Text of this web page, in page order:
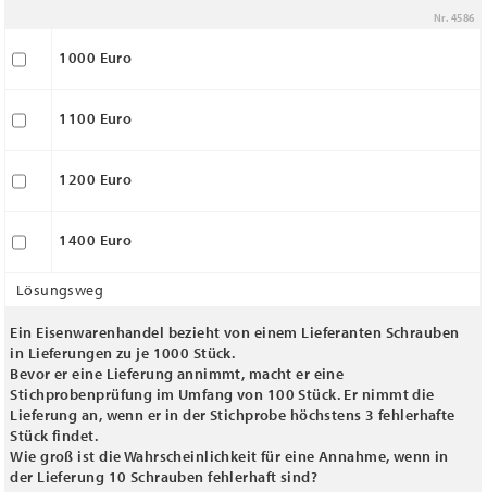
Nr. 4586
1000 Euro
1100 Euro
1200 Euro
1400 Euro
Lösungsweg
Ein Eisenwarenhandel bezieht von einem Lieferanten Schrauben
in Lieferungen zu je 1000 Stück.
Bevor er eine Lieferung annimmt, macht er eine
Stichprobenprüfung im Umfang von 100 Stück. Er nimmt die
Lieferung an, wenn er in der Stichprobe höchstens 3 fehlerhafte
Stück findet.
Wie groß ist die Wahrscheinlichkeit für eine Annahme, wenn in
der Lieferung 10 Schrauben fehlerhaft sind?